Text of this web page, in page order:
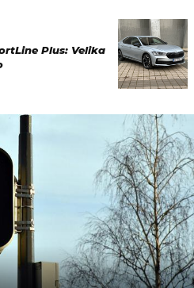
Plus: Velika